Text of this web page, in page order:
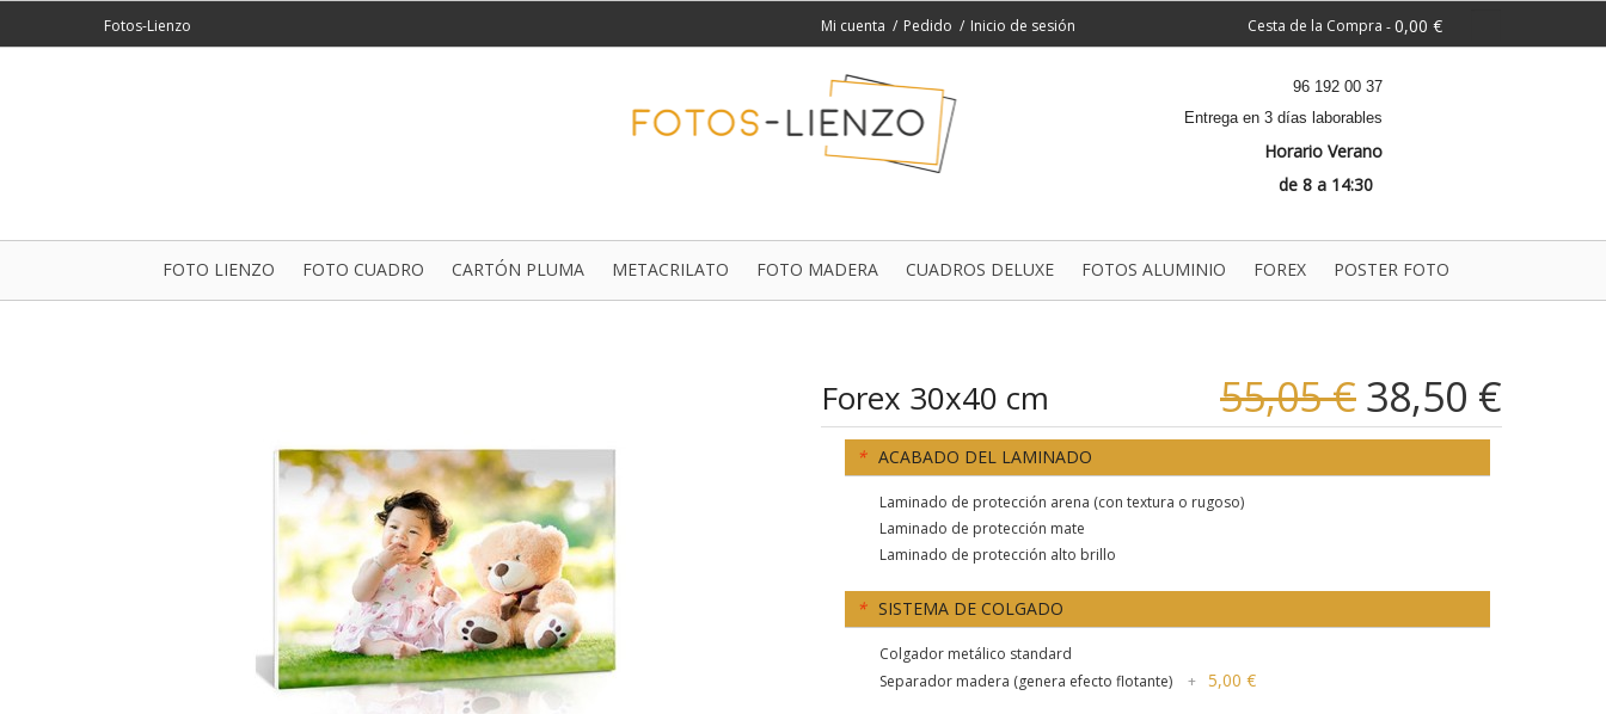
Fotos-Lienzo Cesta de la Compra -0,00 €
Mi cuenta Pedido Inicio de sesión
96 192 00 37
Entrega en 3 días laborables
Horario Verano
de 8 a 14:30
FOTO LIENZO FOTO CUADRO CARTÓN PLUMA METACRILATO FOTO MADERA CUADROS DELUXE FOTOS ALUMINIO FOREX POSTER FOTO
Forex 30x40 cm 55,05 €38,50 €
* ACABADO DEL LAMINADO
Laminado de protección arena (con textura o rugoso)
Laminado de protección mate
Laminado de protección alto brillo
* SISTEMA DE COLGADO
Colgador metálico standard
Separador madera (genera efecto flotante)
+ 5,00 €